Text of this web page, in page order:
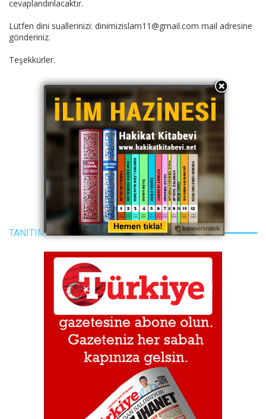
cevaplandırılacaktır.
Lütfen dini suallerinizi: dinimizislam11@gmail.com mail adresine
gönderiniz.
Teşekkürler.
TANITIM